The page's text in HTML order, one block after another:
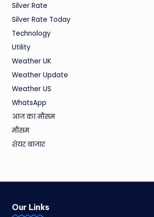
Silver Rate
Silver Rate Today
Technology
Utility
Weather UK
Weather Update
Weather US
WhatsApp
आज का मौसम
मौसम
शेयर बाजार
Our Links